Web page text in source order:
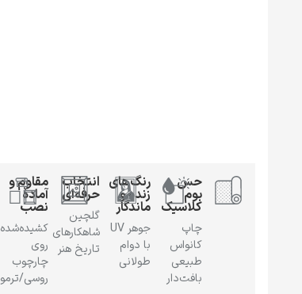
حس
بوم
کلاسیک
چاپ
کانواس
طبیعی
بافت‌دار
رنگ‌های
زنده و
ماندگار
جوهر UV
با دوام
طولانی
انتخاب
حرفه‌ای
گلچین
شاهکارهای
تاریخ هنر
مقاوم و
آمادهٔ
نصب
کشیده‌شده
روی
چارچوب
روسی/ترمو